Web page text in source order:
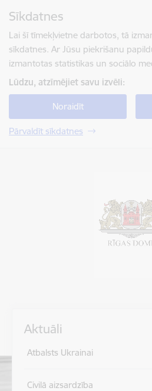
Sīkdatnes
Lai šī tīmekļvietne darbotos, tā
sīkdatnes. Ar Jūsu piekrišanu
izmantotas statistikas un sociālo
Lūdzu, atzīmējiet savu izvēli:
Noraidīt
Pārvaldīt sīkdatnes
Aktuāli
Atbalsts Ukrainai
Civilā aizsardzība